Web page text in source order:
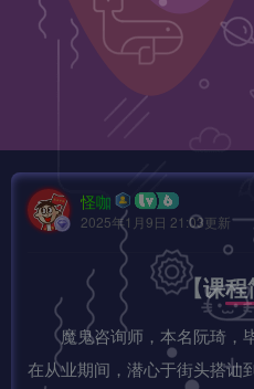
怪咖
2025年1月9日 21:03更新
【课
魔鬼咨询师，本名阮琦，
在从业期间，潜心于街头搭讪